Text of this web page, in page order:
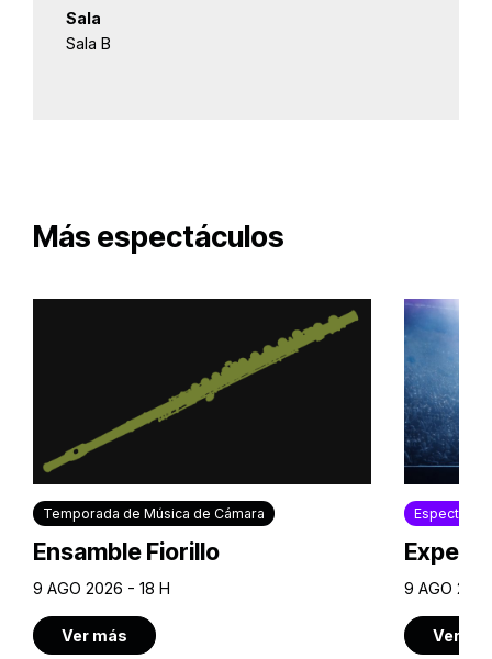
Sala
Sala B
Más espectáculos
Temporada de Música de Cámara
Ensamble Fiorillo
9 AGO 2026 - 18 H
Ver más
9 AGO
Ver